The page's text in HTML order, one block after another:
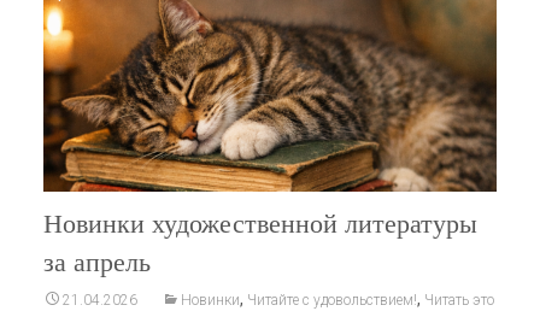
Новинки художественной литературы
за апрель
21.04.2026 Новинки, Читайте с удовольствием!, Читать это